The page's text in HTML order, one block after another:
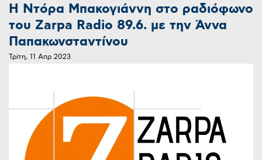
Η Ντόρα Μπακογιάννη στο ραδιόφωνο
του Zarpa Radio 89.6. με την Άννα
Παπακωνσταντίνου
Τρίτη, 11 Απρ 2023